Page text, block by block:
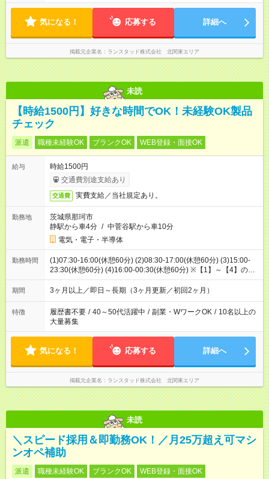
気になる！ 応募する 詳細へ
掲載元企業名 ランスタッド株式会社 北関東エリア
未読
【時給1500円】好きな時間でOK！未経験OK製品
チェック
派遣 職種未経験OK ブランクOK WEB登録・面接OK
給与
時給1500円
交通費別途支給あり
交通費 実費支給／当社規定あり。
勤務地
茨城県那珂市
静駅から車4分 / 中菅谷駅から車10分
電気・電子・半導体
勤務時間
(1)07:30-16:00(休憩60分) (2)08:30-17:00(休憩60分) (3)15:00-
23:30(休憩60分) (4)16:00-00:30(休憩60分) ※【1】～【4】の中
からお好きな時間でOK！ 前後1時間程度の時間相談可能
期間 3ヶ月以上／即日～長期（3ヶ月更新／初回2ヶ月）
特徴 履歴書不要 / 40～50代活躍中 / 副業・WワークOK / 10名以上の
大量募集
気になる！ 応募する 詳細へ
掲載元企業名 ランスタッド株式会社 北関東エリア
未読
＼スピード採用＆即勤務OK！／月25万超え可マシ
ンオペ補助
派遣 職種未経験OK ブランクOK WEB登録・面接OK